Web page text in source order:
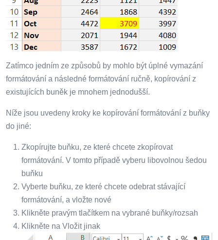
Zatímco jedním ze způsobů by mohlo být úplné vymazání
formátování a následné formátování ručně, kopírování z
existujících buněk je mnohem jednodušší.
Níže jsou uvedeny kroky ke kopírování formátování z buňky
do jiné:
Zkopírujte buňku, ze které chcete zkopírovat
formátování. V tomto případě vyberu libovolnou šedou
buňku
Vyberte buňku, ze které chcete odebrat stávající
formátování, a vložte nové
Klikněte pravým tlačítkem na vybrané buňky/rozsah
Klikněte na Vložit jinak